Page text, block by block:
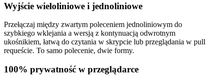
Wyjście wieloliniowe i jednoliniowe
Przełączaj między zwartym poleceniem jednoliniowym do
szybkiego wklejania a wersją z kontynuacją odwrotnym
ukośnikiem, łatwą do czytania w skrypcie lub przeglądania w pull
requeście. To samo polecenie, dwie formy.
100% prywatność w przeglądarce